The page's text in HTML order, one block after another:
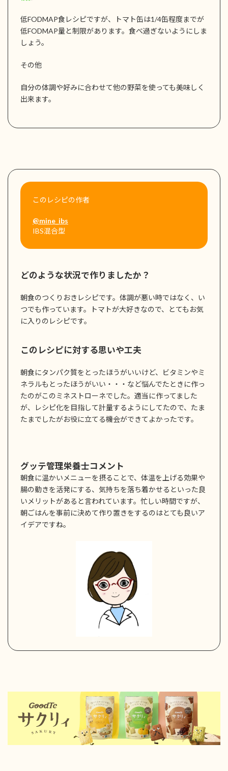
低FODMAP食レシピですが、トマト缶は1/4缶程度までが
低FODMAP量と制限があります。食べ過ぎないようにしま
しょう。
その他
自分の体調や好みに合わせて他の野菜を使っても美味しく
出来ます。
このレシピの作者
@mine_ibs
IBS混合型
どのような状況で作りましたか？
朝食のつくりおきレシピです。体調が悪い時ではなく、い
つでも作っています。トマトが大好きなので、とてもお気
に入りのレシピです。
このレシピに対する思いや工夫
朝食にタンパク質をとったほうがいいけど、ビタミンやミ
ネラルもとったほうがいい・・・など悩んでたときに作っ
たのがこのミネストローネでした。適当に作ってました
が、レシピ化を目指して計量するようにしてたので、たま
たまでしたがお役に立てる機会ができてよかったです。
グッテ管理栄養士コメント
朝食に温かいメニューを摂ることで、体温を上げる効果や
腸の動きを活発にする、気持ちを落ち着かせるといった良
いメリットがあると言われています。忙しい時間ですが、
朝ごはんを事前に決めて作り置きをするのはとても良いア
イデアですね。